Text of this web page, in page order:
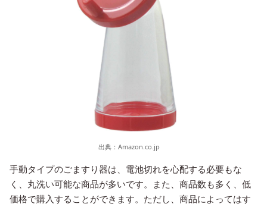
出典： Amazon.co.jp
手動タイプのごますり器は、電池切れを心配する必要もな
く、丸洗い可能な商品が多いです。また、商品数も多く、低
価格で購入することができます。ただし、商品によってはす